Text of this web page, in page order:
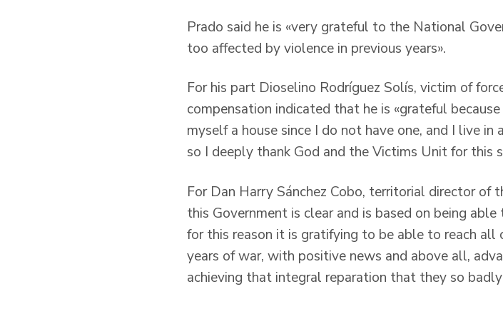
Prado said he is «very grateful to the National
too affected by violence in previous years».
For his part Dioselino Rodríguez Solís, victim of
compensation indicated that he is «grateful
myself a house since I do not have one, and I live
so I deeply thank God and the Victims Unit for this
For Dan Harry Sánchez Cobo, territorial director of
this Government is clear and is based on being
for this reason it is gratifying to be able to reach
years of war, with positive news and above all,
achieving that integral reparation that they so badly